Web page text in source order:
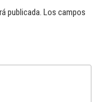
publicada. Los campos